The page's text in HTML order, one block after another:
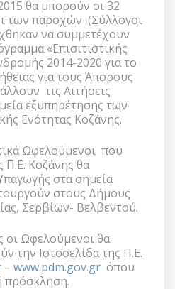
θα μπορούν οι 32
των παροχών (Σύλλογοι
να συμμετέχουν
«Επισιτιστικής
2014-2020 για το
για τους Άπορους
τις Αιτήσεις
εξυπηρέτησης των
Ενότητας Κοζάνης.
Ωφελούμενοι που
Π.Ε. Κοζάνης θα
στα σημεία
στους Δήμους
Σερβίων- Βελβεντού.
οι Ωφελούμενοι θα
την Ιστοσελίδα της Π.Ε.
– www.pdm.gov.grόπου
πρόσκληση.